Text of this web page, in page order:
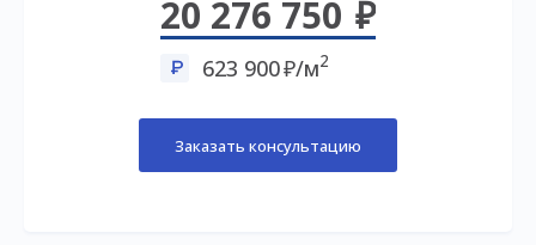
20 276 750
623 900 /м2
Заказать консультацию